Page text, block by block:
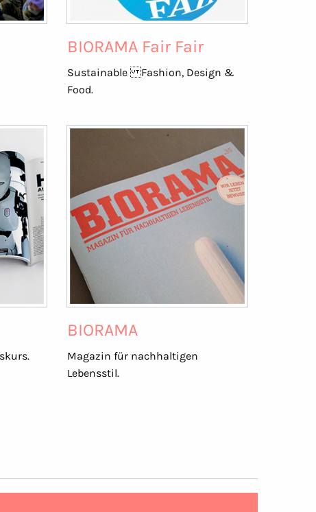
BIORAMA Fair Fair
Sustainable Fashion, Design &
Food.
BIORAMA
Magazin für nachhaltigen
Lebensstil.